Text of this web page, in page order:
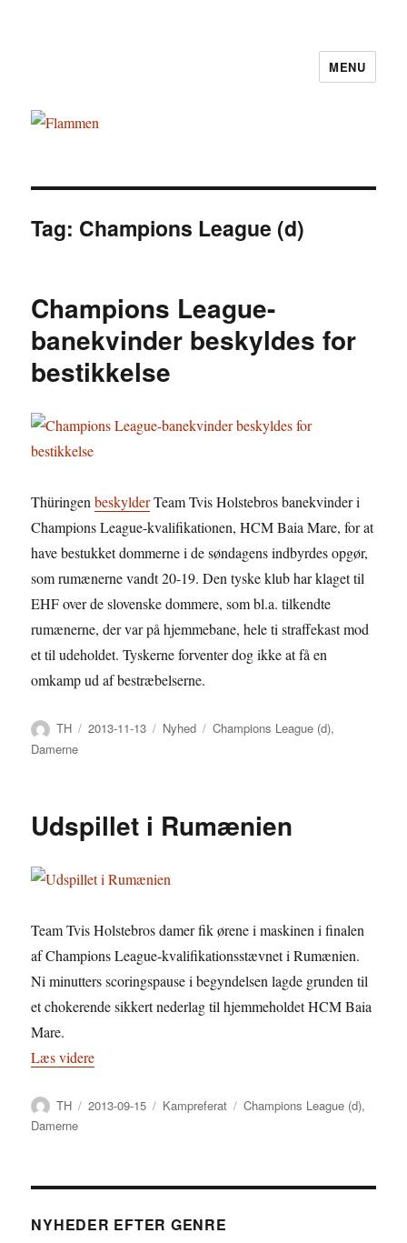
MENU
Tag: Champions League (d)
Champions League-
banekvinder beskyldes for
bestikkelse
ThüringenbeskylderTeam Tvis Holstebros banekvinder i
Champions League-kvalifikationen, HCM Baia Mare, for at
have bestukket dommerne i de søndagens indbyrdes opgør,
som rumænerne vandt 20-19. Den tyske klub har klaget til
EHF over de slovenske dommere, som bl.a. tilkendte
rumænerne, der var på hjemmebane, hele ti straffekast mod
et til udeholdet. Tyskerne forventer dog ikke at få en
omkamp ud af bestræbelserne.
Forfatter
TH Udgivet
2013-11-13 Kategorier
Nyhed Tags
Champions League (d),
Damerne
Udspillet i Rumænien
Team Tvis Holstebros damer fik ørene i maskinen i finalen
af Champions League-kvalifikationsstævnet i Rumænien.
Ni minutters scoringspause i begyndelsen lagde grunden til
et chokerende sikkert nederlag til hjemmeholdet HCM Baia
Mare.
Læs videre“Udspillet i Rumænien”
Forfatter
TH Udgivet
2013-09-15 Kategorier
Kampreferat Tags
Champions League (d),
Damerne
NYHEDER EFTER GENRE